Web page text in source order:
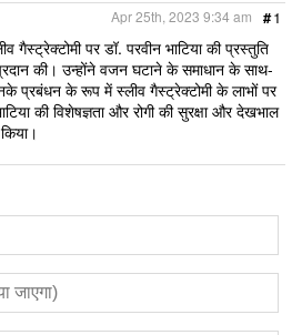
#1
Apr 25th, 2023 9:34 am
गैस्ट्रेक्टोमी पर डॉ. परवीन भाटिया की प्रस्तुति
की। उन्होंने वजन घटाने के समाधान के साथ-
प्रबंधन के रूप में स्लीव गैस्ट्रेक्टोमी के लाभों पर
की विशेषज्ञता और रोगी की सुरक्षा और देखभाल